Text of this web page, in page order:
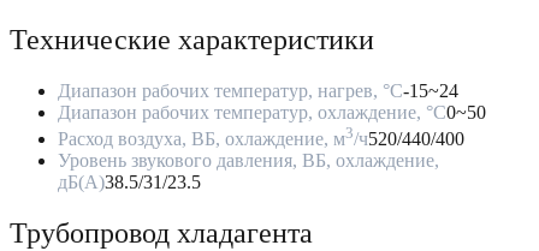
Технические характеристики
Диапазон рабочих температур, нагрев, °C-15~24
Диапазон рабочих температур, охлаждение, °C0~50
Расход воздуха, ВБ, охлаждение, м3/ч520/440/400
Уровень звукового давления, ВБ, охлаждение,
дБ(А)38.5/31/23.5
Трубопровод хладагента